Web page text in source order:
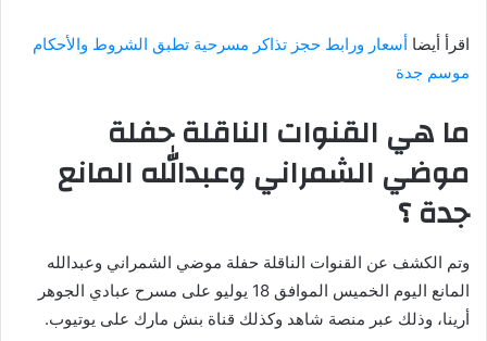
اقرأ أيضا أسعار ورابط حجز تذاكر مسرحية تطبق الشروط والأحكام
موسم جدة
ما هي القنوات الناقلة حفلة
موضي الشمراني وعبدالله المانع
جدة ؟
وتم الكشف عن القنوات الناقلة حفلة موضي الشمراني وعبدالله
المانع اليوم الخميس الموافق 18 يوليو على مسرح عبادي الجوهر
أرينا، وذلك عبر منصة شاهد وكذلك قناة بنش مارك على يوتيوب.